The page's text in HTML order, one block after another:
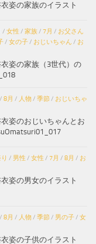
姿の家族のイラスト
/ 女性 / 家族/ 7月 / お父さん
/ 女の子/ おじいちゃん / お
姿の家族（3世代）の
/ 8月 / 人物/ 季節/ おじいちゃ
姿のおじいちゃんとお
/ 男性 / 女性 / 7月 / 8月 / お
姿の男女のイラスト
/ 8月 / 人物/ 季節/ 男の子/ 女
姿の子供のイラスト